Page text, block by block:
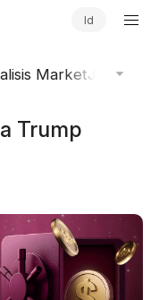
Id
MarketJurnal
Trump